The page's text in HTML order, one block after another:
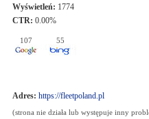
Wyświetleń: 1774
CTR: 0.00%
107 55
Adres: https://fleetpoland.pl
(strona nie działa lub występuje inny